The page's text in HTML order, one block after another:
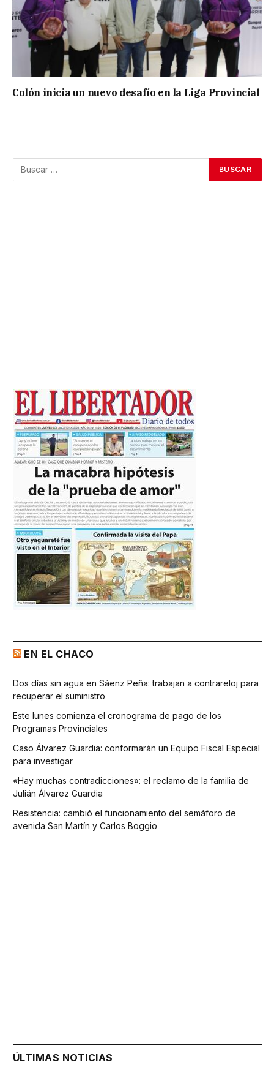
Colón inicia un nuevo desafío en la Liga Provincial
EN EL CHACO
Dos días sin agua en Sáenz Peña: trabajan a contrareloj para
recuperar el suministro
Este lunes comienza el cronograma de pago de los
Programas Provinciales
Caso Álvarez Guardia: conformarán un Equipo Fiscal Especial
para investigar
«Hay muchas contradicciones»: el reclamo de la familia de
Julián Álvarez Guardia
Resistencia: cambió el funcionamiento del semáforo de
avenida San Martín y Carlos Boggio
ÚLTIMAS NOTICIAS